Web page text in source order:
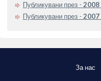
Публикувани през - 2008
Публикувани през - 2007
За нас